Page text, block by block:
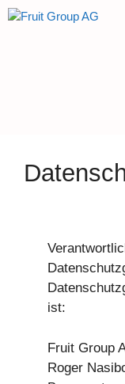
Skip
ist:
Fruit Group
Roger